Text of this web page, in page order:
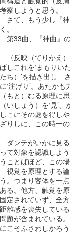
考察しようと思う。
さて、もう少し『
く。
第33曲、『神曲』の
〈反映（てりかえ）
ばしこれを‘まもりい
たち）’を描き出しゝ
に‘注げり’。あたか
（もと）むる原理に
（いしょう）を‘見’
しこにその處を得し
ざりしに、この時一
ダンテがいかに見
って対象を認識しよ
うことばほど、この
視覚を原理とする
う。つまり客体を一
ある。他方、触覚を
固定されていず、全
距離感を喪失してい
問題が含まれている
にこそふさわしかろ